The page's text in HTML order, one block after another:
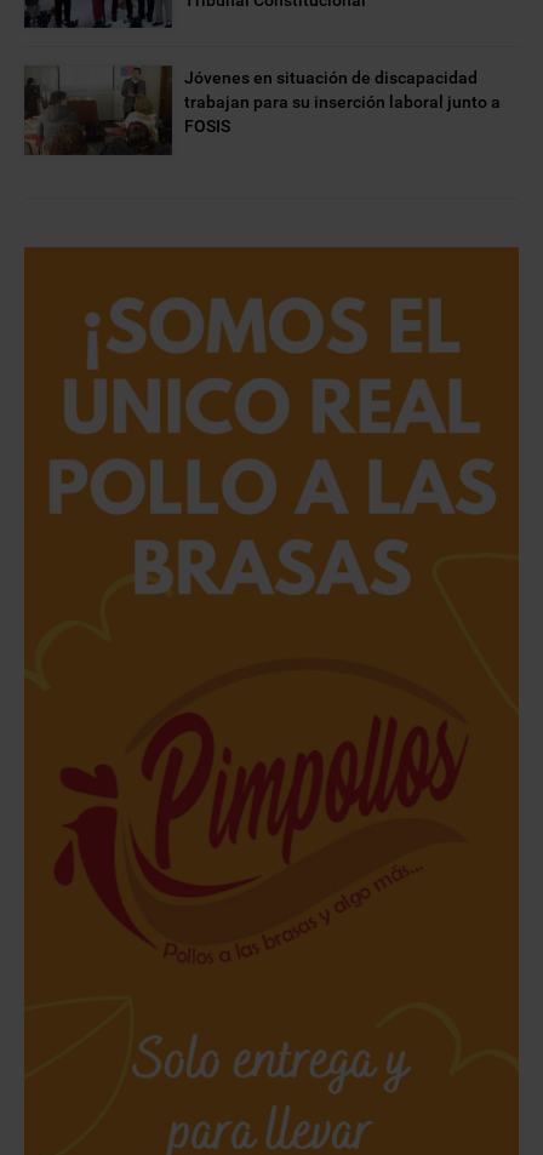
Jóvenes en situación de discapacidad
trabajan para su inserción laboral junto a
FOSIS